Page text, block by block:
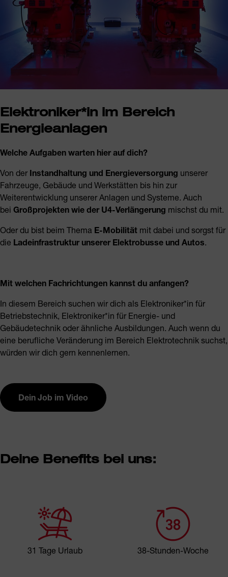
Elektroniker*in im Bereich
Energieanlagen
Welche Aufgaben warten hier auf dich?
Von der Instandhaltung und Energieversorgung unserer
Fahrzeuge, Gebäude und Werkstätten bis hin zur
Weiterentwicklung unserer Anlagen und Systeme. Auch
bei Großprojekten wie der U4-Verlängerung mischst du mit.
Oder du bist beim Thema E-Mobilität mit dabei und sorgst für
die Ladeinfrastruktur unserer Elektrobusse und Autos.
Mit welchen Fachrichtungen kannst du anfangen?
In diesem Bereich suchen wir dich als Elektroniker*in für
Betriebstechnik, Elektroniker*in für Energie- und
Gebäudetechnik oder ähnliche Ausbildungen. Auch wenn du
eine berufliche Veränderung im Bereich Elektrotechnik suchst,
würden wir dich gern kennenlernen.
Dein Job im Video
Deine Benefits bei uns:
31 Tage Urlaub 38-Stunden-Woche